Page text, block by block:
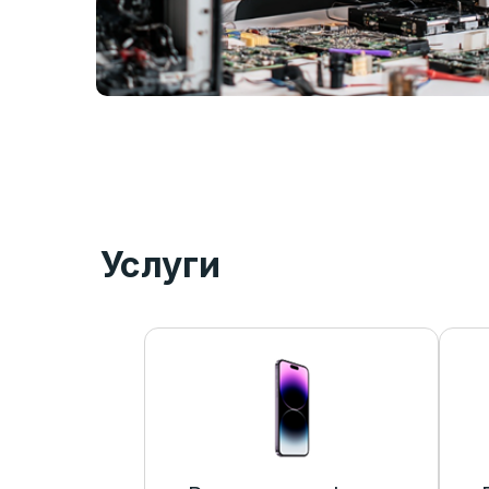
Услуги